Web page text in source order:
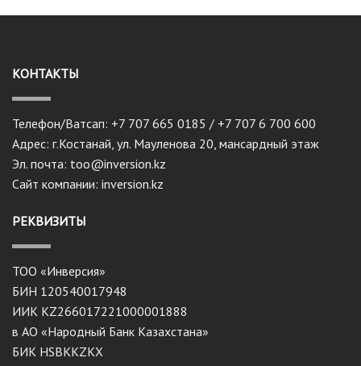
КОНТАКТЫ
Телефон/Ватсап: +7 707 665 0185 / +7 707 6 700 600
Адрес: г.Костанай, ул. Мауленова 20, мансардный этаж
Эл. почта: too@inversion.kz
Сайт компании: inversion.kz
РЕКВИЗИТЫ
ТОО «Инверсия»
БИН 120540017948
ИИК KZ266017221000001888
в АО «Народный Банк Казахстана»
БИК HSBKKZKX